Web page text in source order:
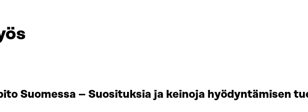
Suomessa – Suosituksia ja keinoja hyödyntämisen